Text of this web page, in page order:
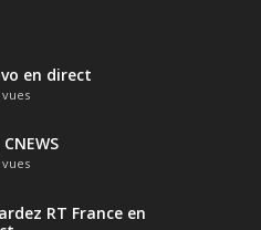
en direct
vues
CNEWS
vues
RT France en